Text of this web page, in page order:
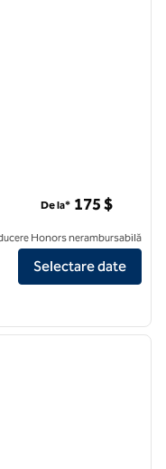
Inner Harbor
De la* 175 $
Honors nerambursabilă
Selectare date